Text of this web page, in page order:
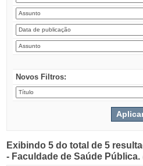
Novos Filtros:
Exibindo 5 do total de 5
- Faculdade de Saúde Pública.